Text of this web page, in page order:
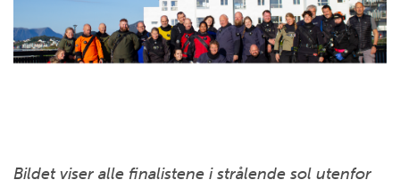
Bildet viser alle finalistene i strålende sol utenfor